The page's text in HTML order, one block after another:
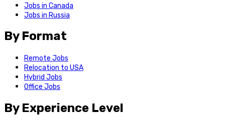
Jobs in Canada
Jobs in Russia
By Format
Remote Jobs
Relocation to USA
Hybrid Jobs
Office Jobs
By Experience Level